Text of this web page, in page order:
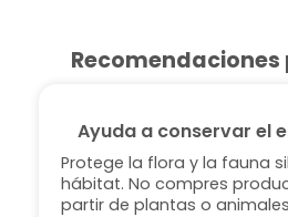
Ayuda a conservar el
Protege la flora y la fauna
hábitat. No compres
partir de plantas o